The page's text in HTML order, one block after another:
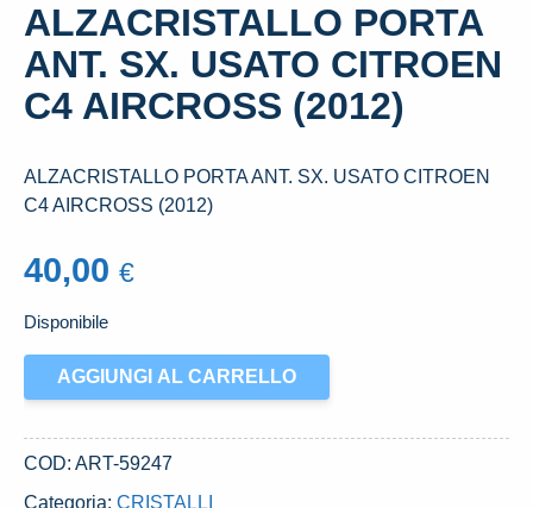
ALZACRISTALLO PORTA
ANT. SX. USATO CITROEN
C4 AIRCROSS (2012)
ALZACRISTALLO PORTA ANT. SX. USATO CITROEN
C4 AIRCROSS (2012)
40,00 €
Disponibile
ALZACRISTALLO
PORTA
SX.
AGGIUNGI AL CARRELLO
COD: ART-59247
Categoria: CRISTALLI